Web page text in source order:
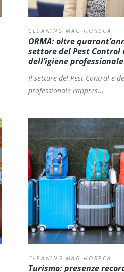
CLEANING MAG HORECA
ORMA: oltre
settore del Pest Control
dell’igiene professionale
Il settore del Pest Control e
professionale rappres...
CLEANING MAG HORECA
Turismo: presenze